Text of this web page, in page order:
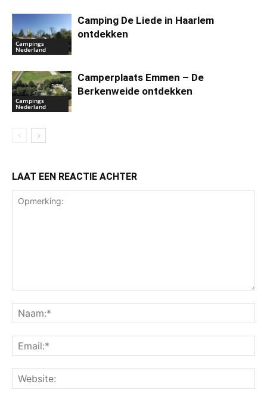
Campings
Nederland
Camping De Liede in Haarlem
ontdekken
Campings
Nederland
Camperplaats Emmen – De
Berkenweide ontdekken
LAAT EEN REACTIE ACHTER